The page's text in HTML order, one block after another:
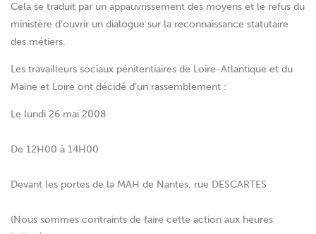
Cela se traduit par un appauvrissement des moyens et le refus du
ministère d’ouvrir un dialogue sur la reconnaissance statutaire
des métiers.
Les travailleurs sociaux pénitentiaires de Loire-Atlantique et du
Maine et Loire ont décidé d’un rassemblement :
Le lundi 26 mai 2008
De 12H00 à 14H00
Devant les portes de la MAH de Nantes, rue DESCARTES
(Nous sommes contraints de faire cette action aux heures